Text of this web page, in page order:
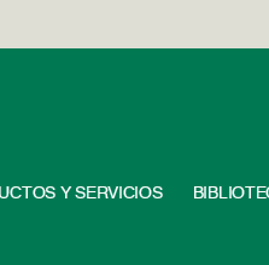
Y SERVICIOS